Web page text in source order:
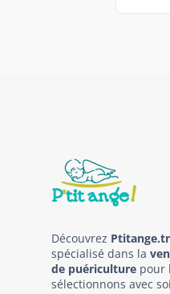
Découvrez
spécialisé dans la
de puériculture pour
sélectionnons avec